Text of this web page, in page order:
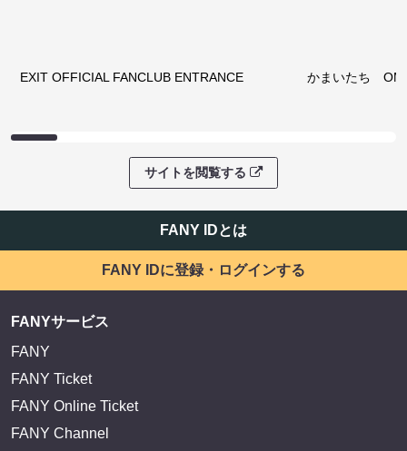
EXIT OFFICIAL FANCLUB ENTRANCE かまいたち
サイトを閲覧する
FANY IDとは
FANY IDに登録・ログインする
FANYサービス
FANY
FANY Ticket
FANY Online Ticket
FANY Channel